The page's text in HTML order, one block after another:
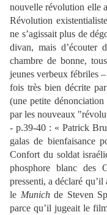
nouvelle révolution elle
Révolution
ne s’agissait plus de
divan, mais d’écouter
chambre de bonne,
jeunes verbeux fébriles
fois très bien décrite
(une petite
par les nouveaux
- p.39-40 : « Patrick
galas de bienfaisance
Confort du soldat
phosphore blanc des
pressenti, a déclaré
le Munichde Steven
parce qu’il jugeait le